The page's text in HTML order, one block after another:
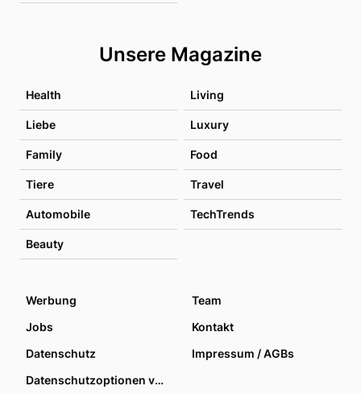
Unsere Magazine
Health Living
Liebe Luxury
Family Food
Tiere Travel
Automobile TechTrends
Beauty
Werbung
Team
Jobs
Kontakt
Datenschutz
Impressum / AGBs
Datenschutzoptionen verwalten